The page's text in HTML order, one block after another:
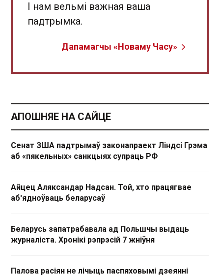
І нам вельмі важная ваша
падтрымка.
Дапамагчы «Новаму Часу»
АПОШНЯЕ НА САЙЦЕ
Сенат ЗША падтрымаў законапраект Ліндсі Грэма
аб «пякельных» санкцыях супраць РФ
Айцец Аляксандар Надсан. Той, хто працягвае
аб'ядноўваць беларусаў
Беларусь запатрабавала ад Польшчы выдаць
журналіста. Хронікі рэпрэсій 7 жніўня
Палова расіян не лічыць паспяховымі дзеянні